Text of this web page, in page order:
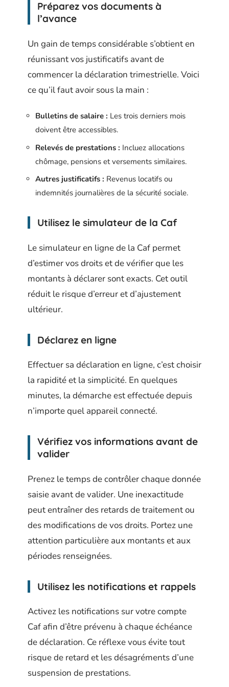
Préparez vos documents à
l’avance
Un gain de temps considérable s’obtient en
réunissant vos justificatifs avant de
commencer la déclaration trimestrielle. Voici
ce qu’il faut avoir sous la main :
Bulletins de salaire : Les trois derniers mois
doivent être accessibles.
Relevés de prestations : Incluez allocations
chômage, pensions et versements similaires.
Autres justificatifs : Revenus locatifs ou
indemnités journalières de la sécurité sociale.
Utilisez le simulateur de la Caf
Le simulateur en ligne de la Caf permet
d’estimer vos droits et de vérifier que les
montants à déclarer sont exacts. Cet outil
réduit le risque d’erreur et d’ajustement
ultérieur.
Déclarez en ligne
Effectuer sa déclaration en ligne, c’est choisir
la rapidité et la simplicité. En quelques
minutes, la démarche est effectuée depuis
n’importe quel appareil connecté.
Vérifiez vos informations avant de
valider
Prenez le temps de contrôler chaque donnée
saisie avant de valider. Une inexactitude
peut entraîner des retards de traitement ou
des modifications de vos droits. Portez une
attention particulière aux montants et aux
périodes renseignées.
Utilisez les notifications et rappels
Activez les notifications sur votre compte
Caf afin d’être prévenu à chaque échéance
de déclaration. Ce réflexe vous évite tout
risque de retard et les désagréments d’une
suspension de prestations.